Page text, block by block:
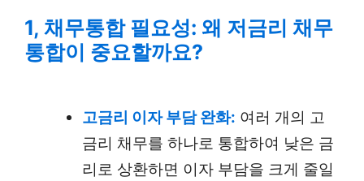
1, 채무통합 필요성: 왜 저금리 채무
통합이 중요할까요?
고금리 이자 부담 완화: 여러 개의 고
금리 채무를 하나로 통합하여 낮은 금
리로 상환하면 이자 부담을 크게 줄일